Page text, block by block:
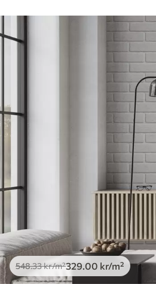
548.33kr/m²329.00 kr/m²